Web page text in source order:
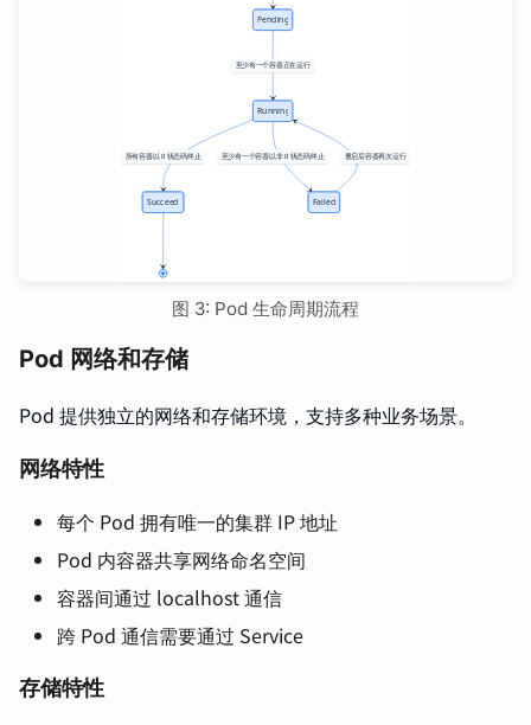
图 3: Pod 生命周期流程
Pod 网络和存储
Pod 提供独立的网络和存储环境，支持多种业务场景。
网络特性
每个 Pod 拥有唯一的集群 IP 地址
Pod 内容器共享网络命名空间
容器间通过 localhost 通信
跨 Pod 通信需要通过 Service
存储特性